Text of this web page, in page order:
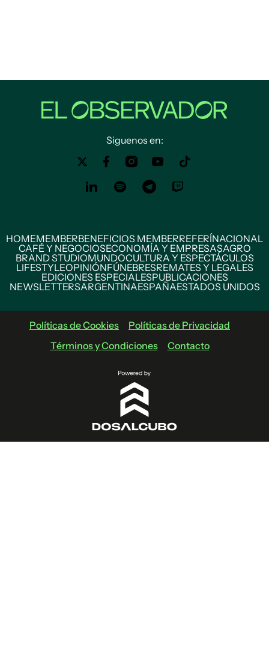
Siguenos en:
HOMEMEMBERBENEFICIOS MEMBERREFERÍNACIONAL
CAFÉ Y NEGOCIOSECONOMÍA Y EMPRESASAGRO
BRAND STUDIOMUNDOCULTURA Y ESPECTÁCULOS
LIFESTYLEOPINIÓNFÚNEBRESREMATES Y LEGALES
EDICIONES ESPECIALESPUBLICACIONES
NEWSLETTERSARGENTINAESPAÑAESTADOS UNIDOS
Políticas de Cookies
Políticas de Privacidad
Términos y Condiciones
Contacto